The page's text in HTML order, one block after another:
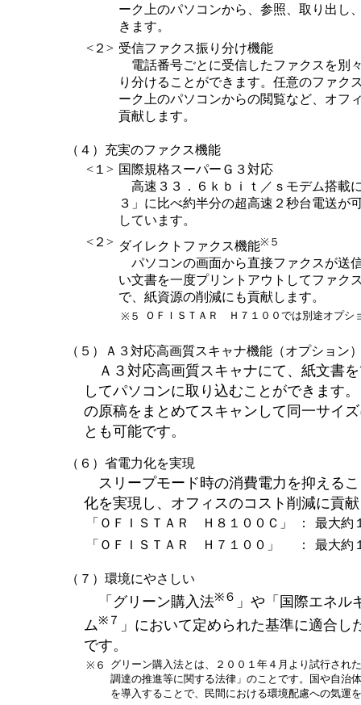
ーク上のパソコンから、参照、取り出し
きます。
<２> 受信ファクス振り分け機能
電話番号ごとに受信したファクスを別
り分けることができます。任意のファク
ーク上のパソコンからの閲覧など、オフ
貢献します。
（４）充実のファクス機能
<１> 国際規格スーパーＧ３対応
高速３３．６ｋｂｉｔ／ｓモデム搭載
３」に比べ約半分の超高速２秒台電送が
しています。
<２> ダイレクトファクス機能※５
パソコンの画面から直接ファクスが送
い文書を一度プリントアウトしてファク
で、紙資源の削減にも貢献します。
※５ ＯＦＩＳＴＡＲ Ｈ７１００では別途オプシ
（５）Ａ３対応高画質スキャナ機能（オプション
Ａ３対応高画質スキャナにて、紙文書
してパソコンに取り込むことができます
の原稿をまとめてスキャンして同一サイ
とも可能です。
（６）省電力化を実現
スリープモード時の消費電力を抑える
化を実現し、オフィスのコスト削減に貢
「ＯＦＩＳＴＡＲ Ｈ８１００Ｃ」 ：
最大約
「ＯＦＩＳＴＡＲ Ｈ７１００」
： 最大約
（７）環境にやさしい
「グリーン購入法※６ 」や「国際エネル
ム※７
」において定められた基準に適合し
です。
※６
グリーン購入法とは、２００１年４月より試行され
調達の推進等に関する法律」のことです。国や自治
を導入することで、民間における環境配慮への気運